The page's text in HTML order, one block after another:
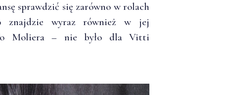
sprawdzić się zarówno w rolach
znajdzie wyraz również w jej
Moliera – nie było dla Vitti